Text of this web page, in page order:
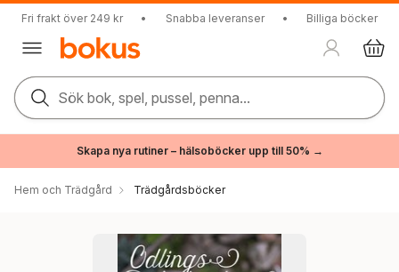
Fri frakt över 249 kr • Snabba leveranser • Billiga böcker
Sök bok, spel, pussel, penna...
Skapa nya rutiner – hälsoböcker upp till 50% →
Hem och Trädgård Trädgårdsböcker